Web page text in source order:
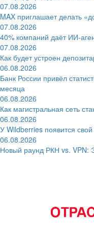
07.08.2026
MAX приглашает делать
07.08.2026
40% компаний даёт
07.08.2026
Как будет устроен
06.08.2026
Банк России привёл
месяца
06.08.2026
Как магистральная сеть
06.08.2026
У Wildberries появится
06.08.2026
Новый раунд РКН vs. VPN: